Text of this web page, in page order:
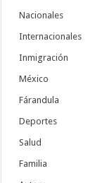
Nacionales
Internacionales
Inmigración
México
Fárandula
Deportes
Salud
Familia